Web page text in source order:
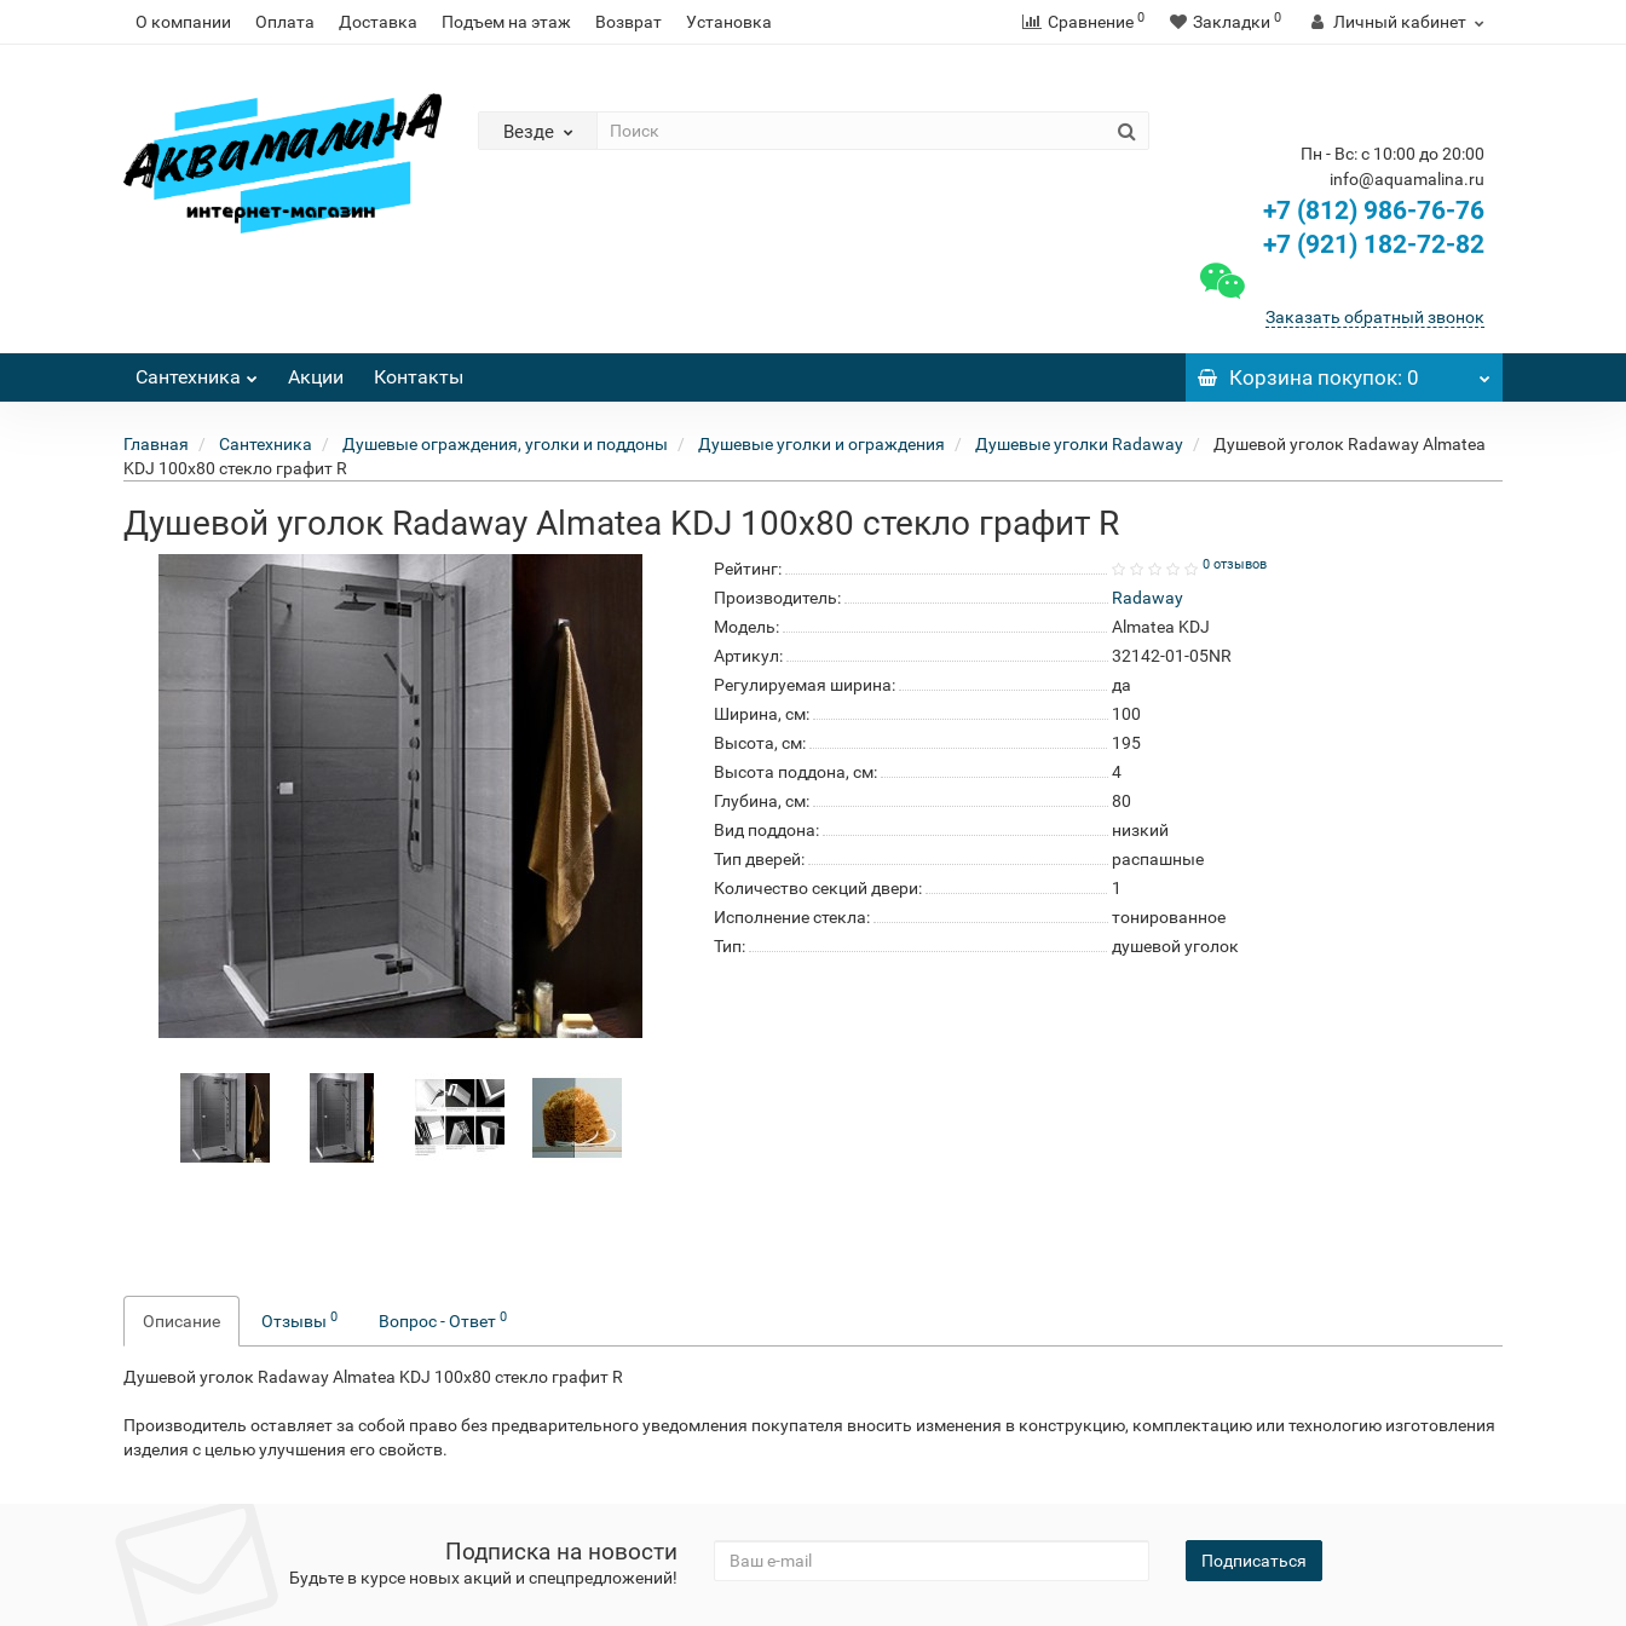
О компании Оплата Доставка Подъем на этаж Возврат Установка Сравнение 0 Закладки 0 Личный кабинет
Везде
Пн - Вс: с 10:00 до 20:00
info@aquamalina.ru
+7 (812) 986-76-76
+7 (921) 182-72-82
Заказать обратный звонок
Сантехника Акции Контакты Корзинапокупок: 0
Главная Сантехника Душевые ограждения, уголки и поддоны Душевые уголки и ограждения Душевые уголки Radaway
Душевой уголок Radaway Almatea
KDJ 100x80 стекло графит R
Душевой уголок Radaway Almatea KDJ 100x80 стекло графит R
Рейтинг: 0 отзывов
Производитель:
Radaway
Модель:
Almatea KDJ
Артикул:
32142-01-05NR
Регулируемая ширина:
да
Ширина, см:
100
Высота, см:
195
Высота поддона, см:
4
Глубина, см:
80
Вид поддона:
низкий
Тип дверей:
распашные
Количество секций двери:
1
Исполнение стекла:
тонированное
Тип:
душевой уголок
Описание Отзывы 0 Вопрос - Ответ 0
Душевой уголок Radaway Almatea KDJ 100x80 стекло графит R
Производитель оставляет за собой право без предварительного уведомления покупателя вносить изменения в конструкцию, комплектацию или технологию изготовления
изделия с целью улучшения его свойств.
Подписка на новости
Будьте в курсе новых акций и спецпредложений!
Подписаться